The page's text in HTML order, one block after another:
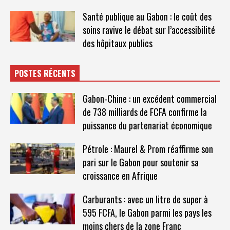
Santé publique au Gabon : le coût des
soins ravive le débat sur l’accessibilité
des hôpitaux publics
POSTES RÉCENTS
Gabon-Chine : un excédent commercial
de 738 milliards de FCFA confirme la
puissance du partenariat économique
Pétrole : Maurel & Prom réaffirme son
pari sur le Gabon pour soutenir sa
croissance en Afrique
Carburants : avec un litre de super à
595 FCFA, le Gabon parmi les pays les
moins chers de la zone Franc